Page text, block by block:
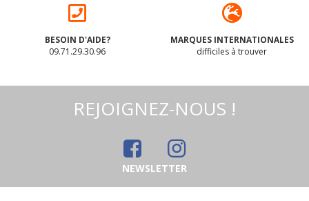
BESOIN D'AIDE?
09.71.29.30.96
MARQUES INTERNATIONALES
difficiles à trouver
REJOIGNEZ-NOUS !
NEWSLETTER